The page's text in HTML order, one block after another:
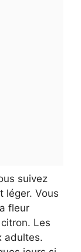
suivez
léger. Vous
fleur
Les
adultes.